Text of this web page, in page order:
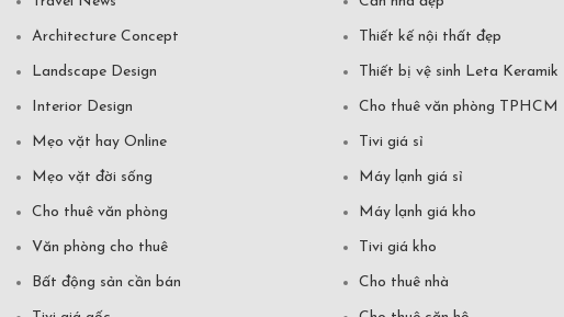
Architecture Concept
Landscape Design
Interior Design
Mẹo vặt hay Online
Mẹo vặt đời sống
Cho thuê văn phòng
Văn phòng cho thuê
Bất động sản cần bán
Thiết kế nội thất đẹp
Thiết bị vệ sinh Leta Keramik
Cho thuê văn phòng TPHCM
Tivi giá sỉ
Máy lạnh giá sỉ
Máy lạnh giá kho
Tivi giá kho
Cho thuê nhà